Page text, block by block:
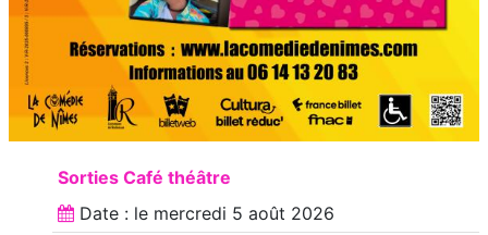
Sorties Café théâtre
Date : le mercredi 5 août 2026